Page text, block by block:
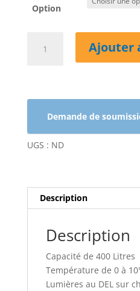
Option
Ajouter
Demande de
UGS : ND
Description
Description
Capacité de 400 Litres
Température de 0 à
Lumières au DEL sur